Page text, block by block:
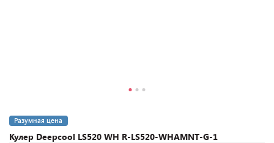
Кулер Deepcool LS520 WH R-LS520-WHAMNT-G-1
Разумная цена